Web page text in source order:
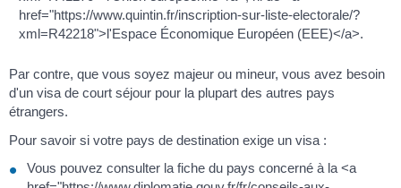
href="https://www.quintin.fr/inscription-sur-liste-electorale/?
xml=R42218">l'Espace Économique Européen (EEE)</a>.
Par contre, que vous soyez majeur ou mineur, vous avez besoin
d'un visa de court séjour pour la plupart des autres pays
étrangers.
Pour savoir si votre pays de destination exige un visa :
Vous pouvez consulter la fiche du pays concerné à la <a